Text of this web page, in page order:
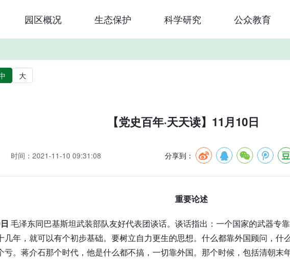
园区概况 生态保护 科学研究 公众教育
大
【党史百年·天天读】11月10日
时间：2021-11-10 09:31:08 分享到：
重要论述
毛泽东同巴基斯坦武装部队友好代表团谈话。谈话指出：一个国家的武器专
几年，就可以有个初步基础。要树立自力更生的思想。什么都靠外国顾问，什
亏。蒋介石那个时代，他是什么都不搞，一切靠外国。那个时候，包括清朝末